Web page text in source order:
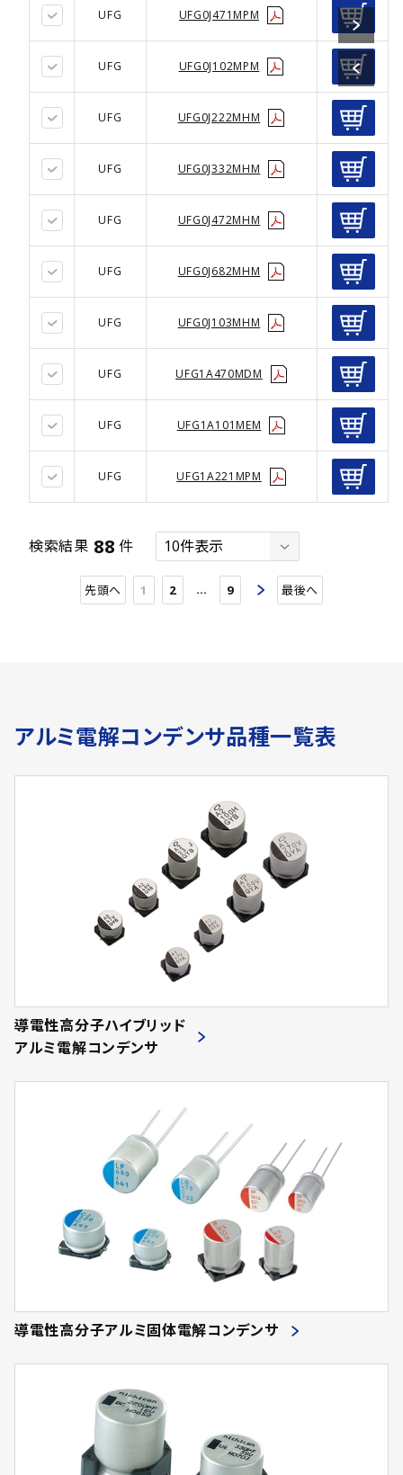
UFG UFG0J471MPM
UFG UFG0J102MPM
UFG UFG0J222MHM
UFG UFG0J332MHM
UFG UFG0J472MHM
UFG UFG0J682MHM
UFG UFG0J103MHM
UFG UFG1A470MDM
UFG UFG1A101MEM
UFG UFG1A221MPM
検索結果 88 件
先頭へ 1 2 … 9 最後へ
アルミ電解コンデンサ品種一覧表
導電性高分子ハイブリッド
アルミ電解コンデンサ
導電性高分子アルミ固体電解コンデンサ